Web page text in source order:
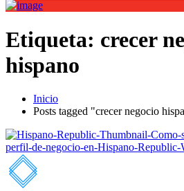
Etiqueta: crecer
hispano
Inicio
Posts tagged "crecer negocio